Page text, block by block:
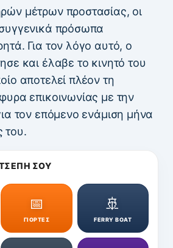
μέτρων προστασίας, οι
πρόσωπα
Για τον λόγο αυτό, ο
και έλαβε το κινητό του
αποτελεί πλέον τη
επικοινωνίας με την
τον επόμενο ενάμιση μήνα
του.
ΣΟΥ
📅
ΓΙΟΡΤΕΣ
🚢
FERRY BOAT